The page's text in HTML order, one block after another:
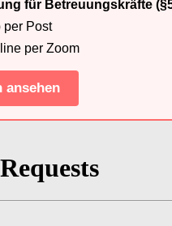
für Betreuungskräfte
per Post
per Zoom
ansehen